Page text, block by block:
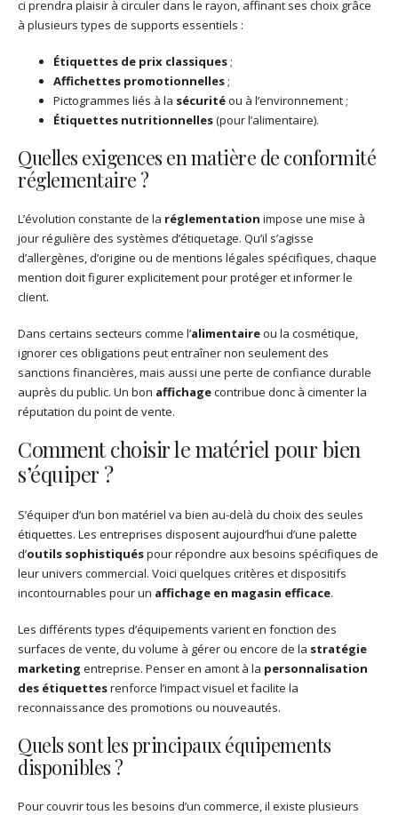
ci prendra plaisir à circuler dans le rayon, affinant ses choix grâce
à plusieurs types de supports essentiels :
Étiquettes de prix classiques;
Affichettes promotionnelles;
Pictogrammes liés à la sécuritéou à l’environnement ;
Étiquettes nutritionnelles(pour l’alimentaire).
Quelles exigences en matière de conformité
réglementaire ?
L’évolution constante de la réglementation impose une mise à
jour régulière des systèmes d’étiquetage. Qu’il s’agisse
d’allergènes, d’origine ou de mentions légales spécifiques, chaque
mention doit figurer explicitement pour protéger et informer le
client.
Dans certains secteurs comme l’alimentaireou la cosmétique,
ignorer ces obligations peut entraîner non seulement des
sanctions financières, mais aussi une perte de confiance durable
auprès du public. Un bon affichagecontribue donc à cimenter la
réputation du point de vente.
Comment choisir le matériel pour bien
s’équiper ?
S’équiper d’un bon matériel va bien au-delà du choix des seules
étiquettes. Les entreprises disposent aujourd’hui d’une palette
d’outils sophistiquéspour répondre aux besoins spécifiques de
leur univers commercial. Voici quelques critères et dispositifs
incontournables pour un affichage en magasin efficace.
Les différents types d’équipements varient en fonction des
surfaces de vente, du volume à gérer ou encore de la stratégie
marketing entreprise. Penser en amont à la personnalisation
des étiquettesrenforce l’impact visuel et facilite la
reconnaissance des promotions ou nouveautés.
Quels sont les principaux équipements
disponibles ?
Pour couvrir tous les besoins d’un commerce, il existe plusieurs